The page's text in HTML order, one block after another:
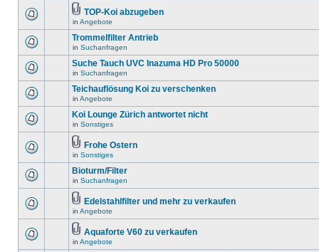
TOP-Koi abzugeben
in Angebote
Trommelfilter Antrieb
in Suchanfragen
Suche Tauch UVC Inazuma HD Pro 50000
in Suchanfragen
Teichauflösung Koi zu verschenken
in Angebote
Koi Lounge Zürich antwortet nicht
in Sonstiges
Frohe Ostern
in Sonstiges
Bioturm/Filter
in Suchanfragen
Edelstahlfilter und mehr zu verkaufen
in Angebote
Aquaforte V60 zu verkaufen
in Angebote